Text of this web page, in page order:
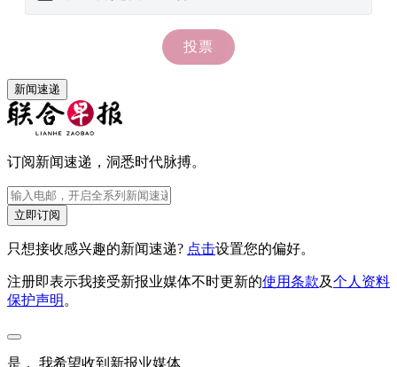
新闻速递
订阅新闻速递，洞悉时代脉搏。
立即订阅
只想接收感兴趣的新闻速递? 点击设置您的偏好。
注册即表示我接受新报业媒体不时更新的使用条款及个人资料
保护声明 。
是， 我希望收到新报业媒体